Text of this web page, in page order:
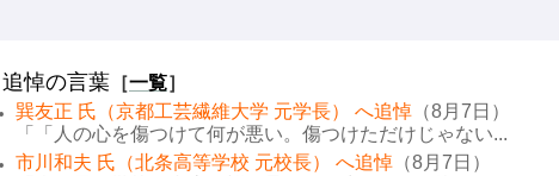
追悼の言葉 ［一覧］
巽友正 氏（京都工芸繊維大学 元学長） へ追悼 （8月7日）
「「人の心を傷つけて何が悪い。傷つけただけじゃない...
市川和夫 氏（北条高等学校 元校長） へ追悼 （8月7日）